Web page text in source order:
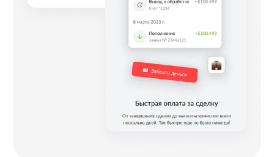
партнёрская программа запускается